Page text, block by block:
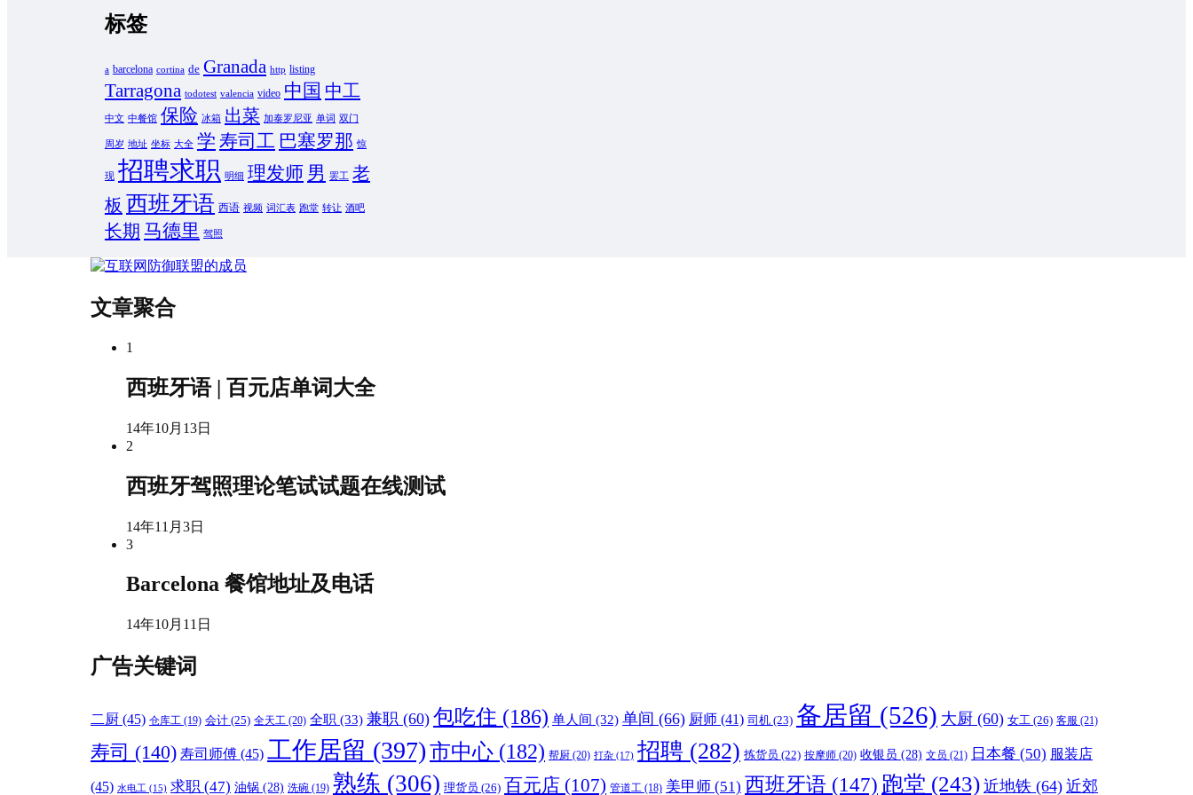
标签
a barcelona cortina de Granada http listing
Tarragona todotest valencia video 中国 中工
中文 中餐馆 保险 冰箱 出菜 加泰罗尼亚 单词 双门
周岁 地址 坐标 大全 学 寿司工 巴塞罗那 惊
现 招聘求职 明细 理发师 男 罢工 老
板 西班牙语 西语 视频 词汇表 跑堂 转让 酒吧
长期 马德里 驾照
文章聚合
1
西班牙语 | 百元店单词大全
14年10月13日
2
西班牙驾照理论笔试试题在线测试
14年11月3日
3
Barcelona 餐馆地址及电话
14年10月11日
广告关键词
二厨 (45) 仓库工 (19) 会计 (25) 全天工 (20) 全职 (33) 兼职 (60) 包吃住 (186) 单人间 (32) 单间 (66) 厨师 (41) 司机 (23) 备居留 (526) 大厨 (60) 女工 (26) 客服 (21)
寿司 (140) 寿司师傅 (45) 工作居留 (397)市中心 (182) 帮厨 (20) 打杂 (17) 招聘 (282) 拣货员 (22) 按摩师 (20) 收银员 (28) 文员 (21) 日本餐 (50) 服装店
(45) 水电工 (15) 求职 (47) 油锅 (28) 洗碗 (19) 熟练 (306) 理货员 (26) 百元店 (107) 管道工 (18) 美甲师 (51) 西班牙语 (147) 跑堂 (243) 近地铁 (64) 近郊